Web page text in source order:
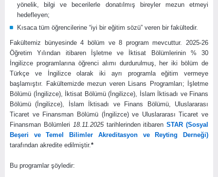
yönelik, bilgi ve becerilerle donatılmış bireyler mezun etmeyi
hedefleyen;
Kısaca tüm öğrencilerine “iyi bir eğitim sözü” veren bir fakültedir.
Fakültemiz bünyesinde 4 bölüm ve 8 program mevcuttur. 2025-26
Öğretim Yılından itibaren İşletme ve İktisat Bölümlerinin % 30
İngilizce programlarına öğrenci alımı durdurulmuş, her iki bölüm de
Türkçe ve İngilizce olarak iki ayrı programla eğitim vermeye
başlamıştır. Fakültemizde mezun veren Lisans Programları; İşletme
Bölümü (İngilizce), İktisat Bölümü (İngilizce), İslam İktisadı ve Finans
Bölümü (İngilizce), İslam İktisadı ve Finans Bölümü, Uluslararası
Ticaret ve Finansman Bölümü (İngilizce) ve Uluslararası Ticaret ve
Finansman Bölümleri 18.11.2025 tarihlerinden itibarenSTAR (Sosyal
Beşeri ve Temel Bilimler Akreditasyon ve Reyting Derneği)
tarafından akredite edilmiştir. *
Bu programlar şöyledir: